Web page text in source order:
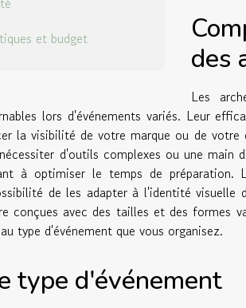
et budget
des
Les
lors d'événements variés. Leur
la visibilité de votre marque ou de
d'outils complexes ou une
à optimiser le temps de
de les adapter à l'identité visuelle
conçues avec des tailles et des formes
type d'événement que vous organisez.
type d'événement